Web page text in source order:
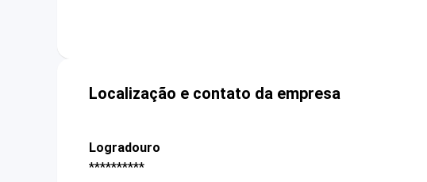
Localização e contato da empresa
Logradouro
**********